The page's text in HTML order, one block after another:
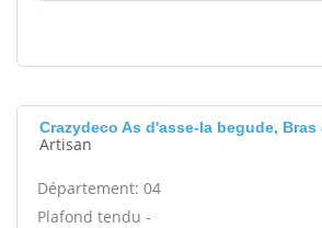
Crazydeco As d'asse-la begude, Bras
Artisan
Département: 04
Plafond tendu -